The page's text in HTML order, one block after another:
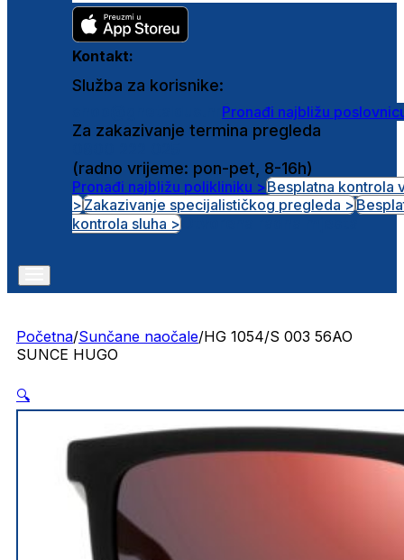
Kontakt:
Služba za korisnike:
Pronađi najbližu
Za zakazivanje termina pregleda
(radno vrijeme: pon-pet, 8-16h)
Pronađi najbližu polikliniku >Besplatna kontrola
>Zakazivanje specijalističkog pregleda >
kontrola sluha >
Početna/Sunčane naočale/HG 1054/S 003 56AO
SUNCE HUGO
🔍